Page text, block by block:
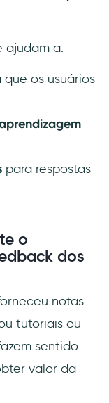
ajudam a:
que os usuários
para respostas
o
dos
notas
tutoriais ou
sentido
valor da